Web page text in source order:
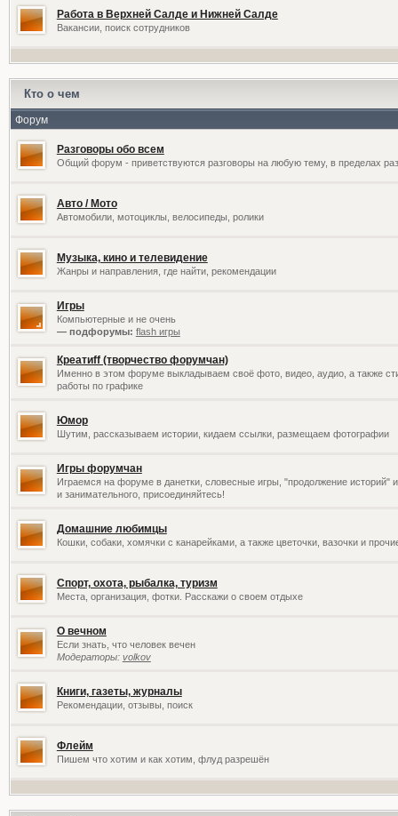
Работа в Верхней Салде и Нижней Салде
Вакансии, поиск сотрудников
Кто о чем
Форум
Разговоры обо всем
Общий форум - приветствуются разговоры на любую тему, в пределах
Авто / Мото
Автомобили, мотоциклы, велосипеды, ролики
Музыка, кино и телевидение
Жанры и направления, где найти, рекомендации
Игры
Компьютерные и не очень
— подфорумы: flash игры
Креатиff (творчество форумчан)
Именно в этом форуме выкладываем своё фото, видео, аудио, а также
работы по графике
Юмор
Шутим, рассказываем истории, кидаем ссылки, размещаем фотографии
Игры форумчан
Играемся на форуме в данетки, словесные игры, "продолжение историй"
и занимательного, присоединяйтесь!
Домашние любимцы
Кошки, собаки, хомячки с канарейками, а также цветочки, вазочки и
Спорт, охота, рыбалка, туризм
Места, организация, фотки. Расскажи о своем отдыхе
О вечном
Если знать, что человек вечен
Модераторы: volkov
Книги, газеты, журналы
Рекомендации, отзывы, поиск
Флейм
Пишем что хотим и как хотим, флуд разрешён